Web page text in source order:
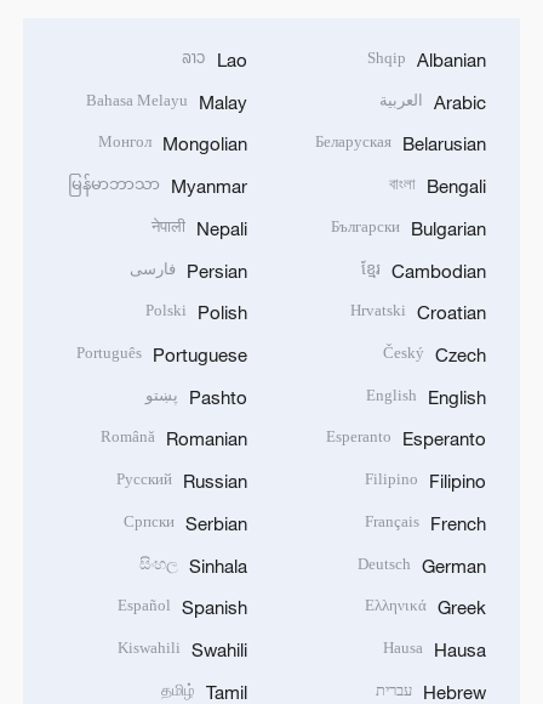
Albanian
Shqip
Arabic العربية
Belarusian
Беларуская
Bengali
বাংলা
Bulgarian
Български
Cambodian
ខ្មែរ
Croatian
Hrvatski
Czech
Český
English
English
Esperanto
Esperanto
Filipino
Filipino
French
Français
German
Deutsch
Greek
Ελληνικά
Hausa
Hausa
Hebrew עברית
Lao
ລາວ
Malay
Bahasa Melayu
Mongolian
Монгол
Myanmar
မြန်မာဘာသာ
Nepali
नेपाली
Persian فارسی
Polish
Polski
Portuguese
Português
Pashto پښتو
Romanian
Română
Russian
Русский
Serbian
Српски
Sinhala
සිංහල
Spanish
Español
Swahili
Kiswahili
Tamil
தமிழ்